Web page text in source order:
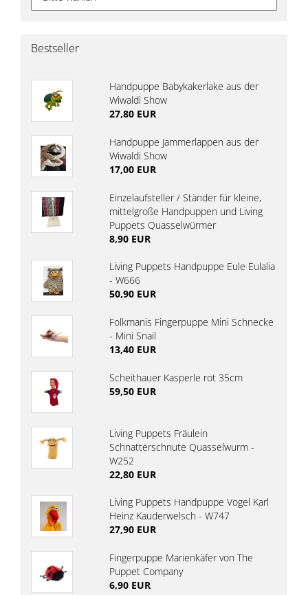
Bestseller
Handpuppe Babykakerlake aus der
Wiwaldi Show
27,80 EUR
Handpuppe Jammerlappen aus der
Wiwaldi Show
17,00 EUR
Einzelaufsteller / Ständer für kleine,
mittelgroße Handpuppen und Living
Puppets Quasselwürmer
8,90 EUR
Living Puppets Handpuppe Eule Eulalia
- W666
50,90 EUR
Folkmanis Fingerpuppe Mini Schnecke
- Mini Snail
13,40 EUR
Scheithauer Kasperle rot 35cm
59,50 EUR
Living Puppets Fräulein
Schnatterschnute Quasselwurm -
W252
22,80 EUR
Living Puppets Handpuppe Vogel Karl
Heinz Kauderwelsch - W747
27,90 EUR
Fingerpuppe Marienkäfer von The
Puppet Company
6,90 EUR